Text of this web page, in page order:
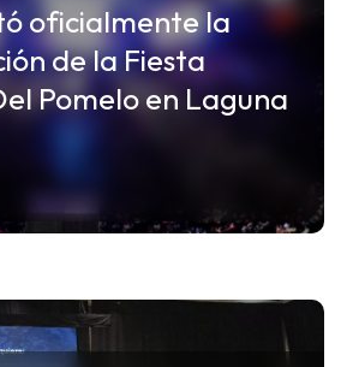
oficialmente la
de la Fiesta
Pomelo en Laguna